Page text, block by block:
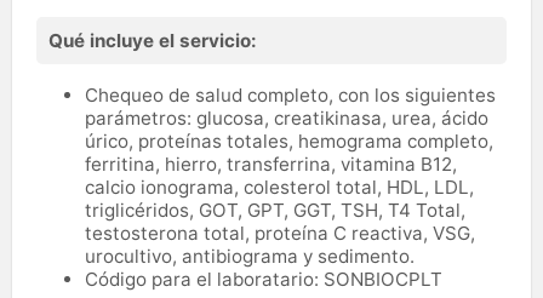
Qué incluye el servicio:
Chequeo de salud completo, con los siguientes
parámetros: glucosa, creatikinasa, urea, ácido
úrico, proteínas totales, hemograma completo,
ferritina, hierro, transferrina, vitamina B12,
calcio ionograma, colesterol total, HDL, LDL,
triglicéridos, GOT, GPT, GGT, TSH, T4 Total,
testosterona total, proteína C reactiva, VSG,
urocultivo, antibiograma y sedimento.
Código para el laboratario: SONBIOCPLT